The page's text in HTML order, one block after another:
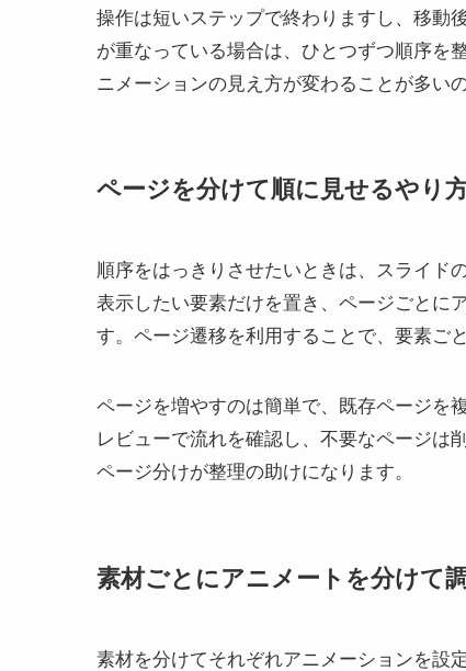
操作は短いステップで終わりますし、移動
が重なっている場合は、ひとつずつ順序を
ニメーションの見え方が変わることが多い
ページを分けて順に見せるやり
順序をはっきりさせたいときは、スライド
表示したい要素だけを置き、ページごとに
す。ページ遷移を利用することで、要素ご
ページを増やすのは簡単で、既存ページを
レビューで流れを確認し、不要なページは
ページ分けが整理の助けになります。
素材ごとにアニメートを分けて
素材を分けてそれぞれアニメーションを設